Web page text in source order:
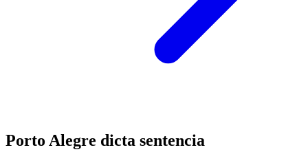
Porto Alegre dicta sentencia